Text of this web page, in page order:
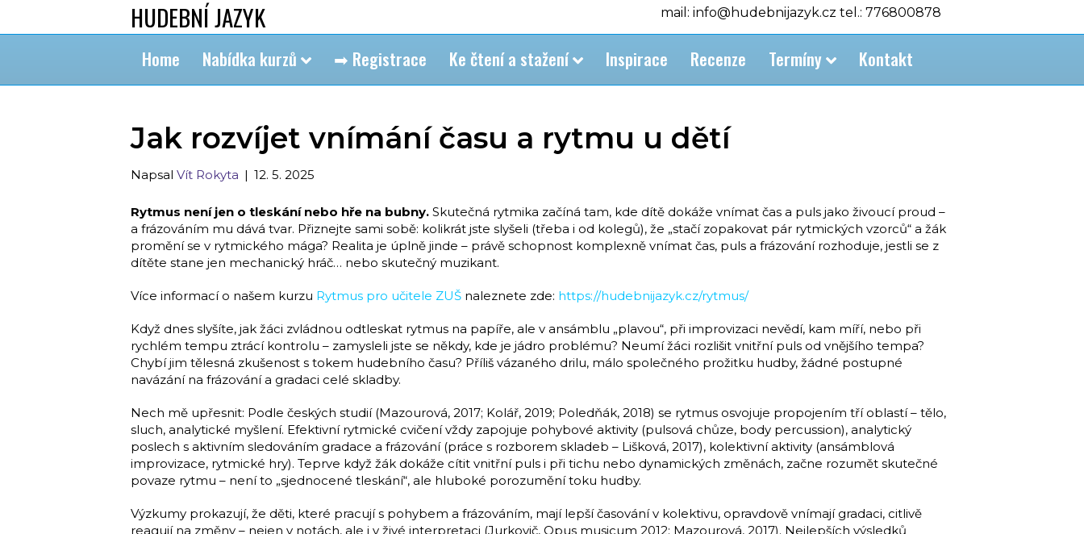
HUDEBNÍ JAZYK mail: info@hudebnijazyk.cz tel.: 776800878
Home Nabídka kurzů ➡ Registrace Ke čtení a stažení Inspirace Recenze Termíny Kontakt
Jak rozvíjet vnímání času a rytmu u dětí
Napsal Vít Rokyta | 12. 5. 2025
Rytmus není jen o tleskání nebo hře na bubny. Skutečná rytmika začíná tam, kde dítě dokáže vnímat čas a puls jako živoucí proud –
a frázováním mu dává tvar. Přiznejte sami sobě: kolikrát jste slyšeli (třeba i od kolegů), že „stačí zopakovat pár rytmických vzorců“ a žák
promění se v rytmického mága? Realita je úplně jinde – právě schopnost komplexně vnímat čas, puls a frázování rozhoduje, jestli se z
dítěte stane jen mechanický hráč… nebo skutečný muzikant.
Více informací o našem kurzu Rytmus pro učitele ZUŠ naleznete zde: https://hudebnijazyk.cz/rytmus/
Když dnes slyšíte, jak žáci zvládnou odtleskat rytmus na papíře, ale v ansámblu „plavou“, při improvizaci nevědí, kam míří, nebo při
rychlém tempu ztrácí kontrolu – zamysleli jste se někdy, kde je jádro problému? Neumí žáci rozlišit vnitřní puls od vnějšího tempa?
Chybí jim tělesná zkušenost s tokem hudebního času? Příliš vázaného drilu, málo společného prožitku hudby, žádné postupné
navázání na frázování a gradaci celé skladby.
Nech mě upřesnit: Podle českých studií (Mazourová, 2017; Kolář, 2019; Poledňák, 2018) se rytmus osvojuje propojením tří oblastí – tělo,
sluch, analytické myšlení. Efektivní rytmické cvičení vždy zapojuje pohybové aktivity (pulsová chůze, body percussion), analytický
poslech s aktivním sledováním gradace a frázování (práce s rozborem skladeb – Lišková, 2017), kolektivní aktivity (ansámblová
improvizace, rytmické hry). Teprve když žák dokáže cítit vnitřní puls i při tichu nebo dynamických změnách, začne rozumět skutečné
povaze rytmu – není to „sjednocené tleskání“, ale hluboké porozumění toku hudby.
Výzkumy prokazují, že děti, které pracují s pohybem a frázováním, mají lepší časování v kolektivu, opravdově vnímají gradaci, citlivě
reagují na změny – nejen v notách, ale i v živé interpretaci (Jurkovič, Opus musicum 2012; Mazourová, 2017). Nejlepších výsledků